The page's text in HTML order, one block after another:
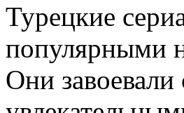
Турeцкиe
популярными
Они